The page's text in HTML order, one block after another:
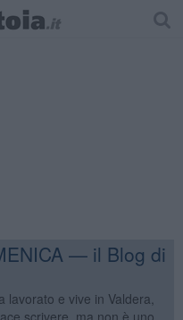
— il Blog di
lavorato e vive in Valdera,
scrivere, ma non è uno